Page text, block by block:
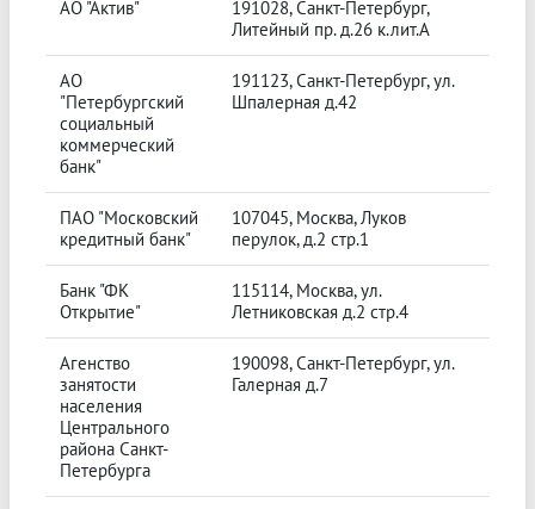
АО "Актив"
191028, Санкт-Петербург,
Литейный пр. д.26 к.лит.А
АО
"Петербургский
социальный
коммерческий
банк"
191123, Санкт-Петербург, ул.
Шпалерная д.42
ПАО "Московский
кредитный банк"
107045, Москва, Луков
перулок, д.2 стр.1
Банк "ФК
Открытие"
115114, Москва, ул.
Летниковская д.2 стр.4
Агенство
занятости
населения
Центрального
района Санкт-
Петербурга
190098, Санкт-Петербург, ул.
Галерная д.7